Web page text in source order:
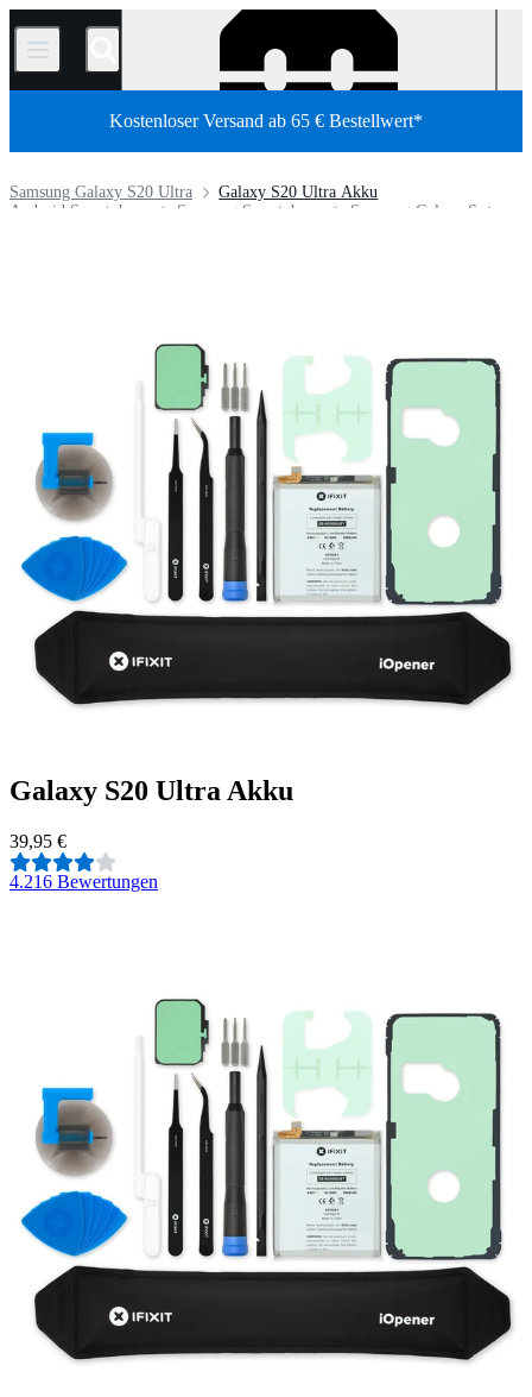
/
Kostenloser Versand ab 65 € Bestellwert*
Galaxy S20 Ultra Akku
Samsung Galaxy S20 Ultra
Samsung Galaxy S
Samsung Smartphone
Android Smartphone
Galaxy S20 Ultra Akku
39,95 €
4.216 Bewertungen